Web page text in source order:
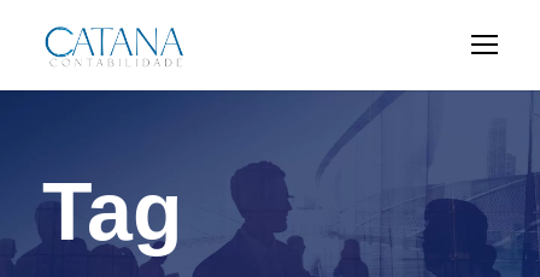
Tag